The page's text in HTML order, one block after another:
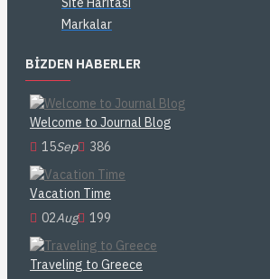
Markalar
BIZDEN HABERLER
Welcome to Journal Blog
15Sep 386
Vacation Time
02Aug 199
Traveling to Greece